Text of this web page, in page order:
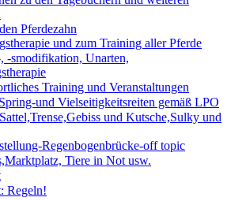
Pferdezahn
und zum Training aller Pferde
smodifikation, Unarten,
Training und Veranstaltungen
und Vielseitigkeitsreiten gemäß LPO
und Kutsche,Sulky und
Regenbogenbrücke-off topic
Tiere in Not usw.
Regeln!